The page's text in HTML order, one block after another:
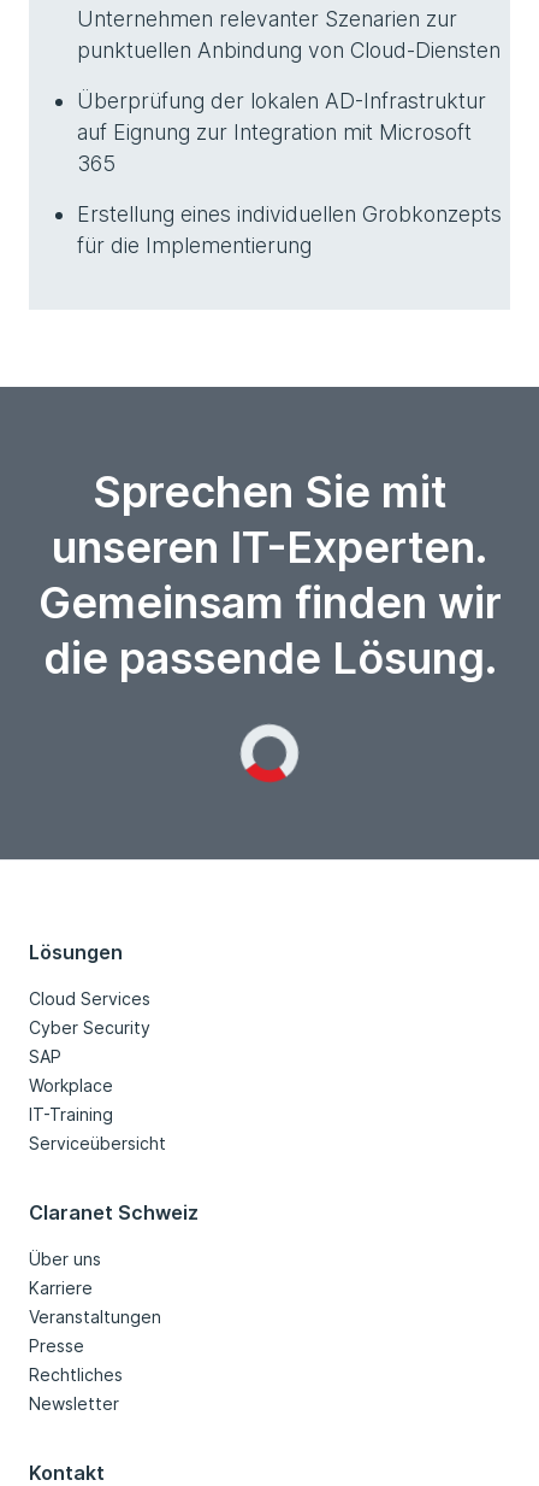
Unternehmen relevanter Szenarien zur
punktuellen Anbindung von Cloud-Diensten
Überprüfung der lokalen AD-Infrastruktur
auf Eignung zur Integration mit Microsoft
365
Erstellung eines individuellen Grobkonzepts
für die Implementierung
Sprechen Sie mit
unseren IT-Experten.
Gemeinsam finden wir
die passende Lösung.
Lösungen
Cloud Services
Cyber Security
SAP
Workplace
IT-Training
Serviceübersicht
Claranet Schweiz
Über uns
Karriere
Veranstaltungen
Presse
Rechtliches
Newsletter
Kontakt